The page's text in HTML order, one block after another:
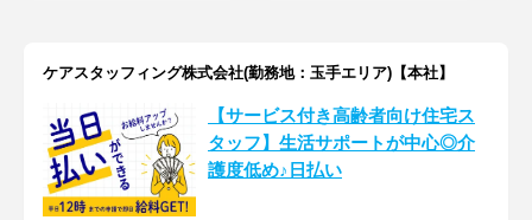
ケアスタッフィング株式会社(勤務地：玉手エリア)【本社】
【サービス付き高齢者向け住宅ス
タッフ】生活サポートが中心◎介
護度低め♪日払い